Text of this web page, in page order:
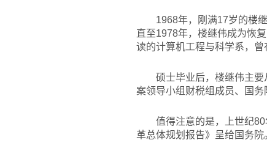
1968年，刚满17岁的楼
直至1978年，楼继伟成为恢
读的计算机工程与科学系，
硕士毕业后，楼继伟主
案领导小组财税组成员、国
值得注意的是，上世纪
革总体规划报告》呈给国务院